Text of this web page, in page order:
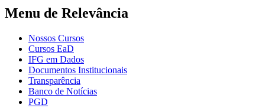
Menu de Relevância
Nossos Cursos
Cursos EaD
IFG em Dados
Documentos Institucionais
Transparência
Banco de Notícias
PGD